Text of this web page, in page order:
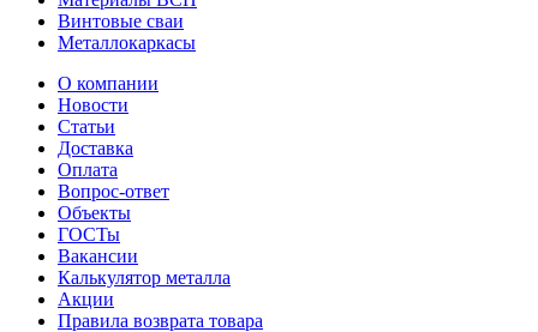
Винтовые сваи
Металлокаркасы
О компании
Новости
Статьи
Доставка
Оплата
Вопрос-ответ
Объекты
ГОСТы
Вакансии
Калькулятор металла
Акции
Правила возврата товара